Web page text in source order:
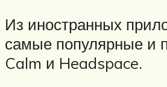
Из иностранных
самые популярные и
Calm и Headspace.